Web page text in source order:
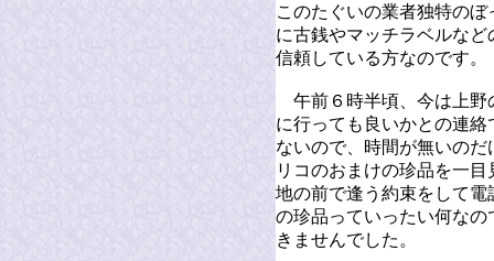
このたぐいの業者独特の
に古銭やマッチラベルな
信頼している方なのです。
午前６時半頃、今は上野
に行っても良いかとの連
ないので、時間が無いの
リコのおまけの珍品を一
地の前で逢う約束をして
の珍品っていったい何な
きませんでした。